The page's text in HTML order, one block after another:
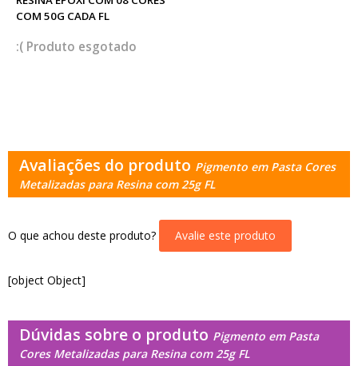
COM 50G CADA FL
esgotado
Avaliações do produto Pigmento em Pasta Cores
Metalizadas para Resina com 25g FL
O que achou deste produto? Avalie este produto
[object Object]
Dúvidas sobre o produto Pigmento em Pasta
Cores Metalizadas para Resina com 25g FL